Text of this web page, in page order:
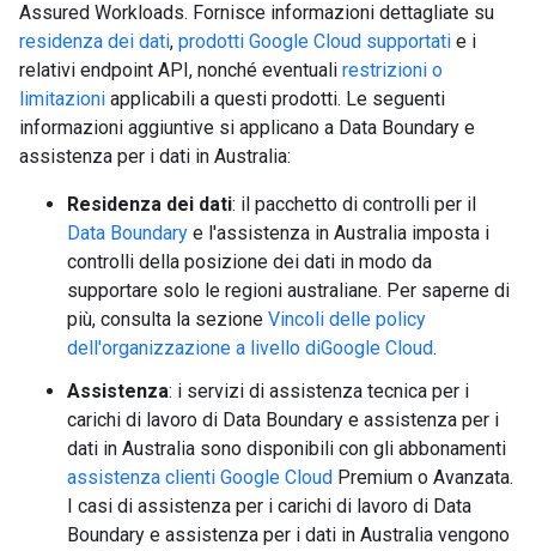
Assured Workloads. Fornisce informazioni dettagliate su
residenza dei dati, prodotti Google Cloud supportati e i
relativi endpoint API, nonché eventuali restrizioni o
limitazioni applicabili a questi prodotti. Le seguenti
informazioni aggiuntive si applicano a Data Boundary e
assistenza per i dati in Australia:
Residenza dei dati: il pacchetto di controlli per il
Data Boundary e l'assistenza in Australia imposta i
controlli della posizione dei dati in modo da
supportare solo le regioni australiane. Per saperne di
più, consulta la sezione Vincoli delle policy
dell'organizzazione a livello diGoogle Cloud.
Assistenza: i servizi di assistenza tecnica per i
carichi di lavoro di Data Boundary e assistenza per i
dati in Australia sono disponibili con gli abbonamenti
assistenza clienti Google Cloud Premium o Avanzata.
I casi di assistenza per i carichi di lavoro di Data
Boundary e assistenza per i dati in Australia vengono